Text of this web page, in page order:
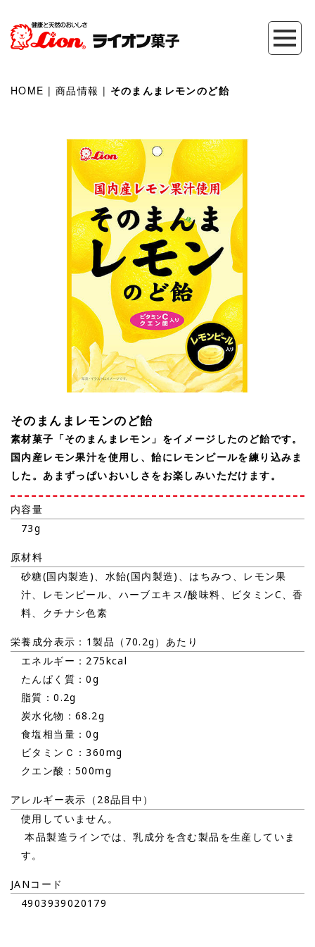
HOME | 商品情報 | そのまんまレモンのど飴
そのまんまレモンのど飴
素材菓子「そのまんまレモン」をイメージしたのど飴です。
国内産レモン果汁を使用し、飴にレモンピールを練り込みま
した。あまずっぱいおいしさをお楽しみいただけます。
内容量
73g
原材料
砂糖(国内製造)、水飴(国内製造)、はちみつ、レモン果
汁、レモンピール、ハーブエキス/酸味料、ビタミンC、香
料、クチナシ色素
栄養成分表示：1製品（70.2g）あたり
エネルギー：275kcal
たんぱく質：0g
脂質：0.2g
炭水化物：68.2g
食塩相当量：0g
ビタミンＣ：360mg
クエン酸：500mg
アレルギー表示（28品目中）
使用していません。
本品製造ラインでは、乳成分を含む製品を生産していま
す。
JANコード
4903939020179